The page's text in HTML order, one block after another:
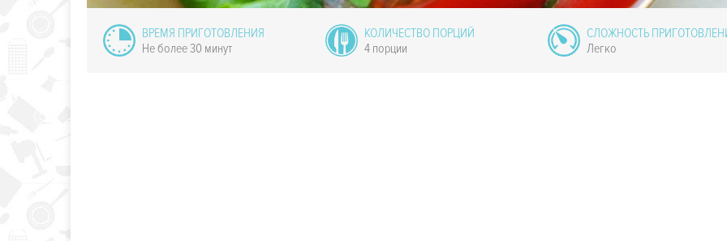
ВРЕМЯ ПРИГОТОВЛЕНИЯ
Не более 30 минут
КОЛИЧЕСТВО ПОРЦИЙ
4 порции
СЛОЖНОСТЬ
Легко